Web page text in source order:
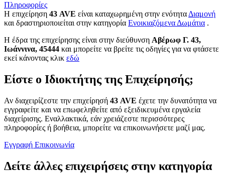
Πληροφορίες
Η επιχείρηση 43 AVE είναι καταχωρημένη στην ενότηταΔιαμονή
και δραστηριοποιείται στην κατηγορία Ενοικιαζόμενα Δωμάτια .
H έδρα της επιχείρησης είναι στην διεύθυνση Αβέρωφ Γ. 43,
Ιωάννινα, 45444 και μπορείτε να βρείτε τις οδηγίες για να φτάσετε
εκεί κάνοντας κλικ εδώ
Είστε ο Ιδιοκτήτης της Επιχείρησής;
Αν διαχειρίζεστε την επιχείρησή 43 AVE έχετε την δυνατότητα να
εγγραφείτε και να επωφεληθείτε από εξειδικευμένα εργαλεία
διαχείρισης. Εναλλακτικά, εάν χρειάζεστε περισσότερες
πληροφορίες ή βοήθεια, μπορείτε να επικοινωνήσετε μαζί μας.
Εγγραφή Επικοινωνία
Δείτε άλλες επιχειρήσεις στην κατηγορία